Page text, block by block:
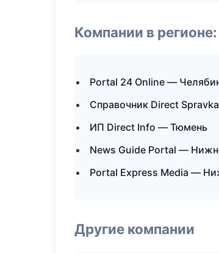
Компании в
Portal 24 Online —
Справочник Direct
ИП Direct Info — Тюмень
News Guide Portal —
Portal Express Media —
Другие компании